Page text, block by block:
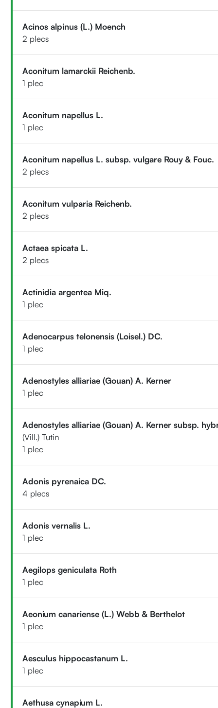
Acinos alpinus (L.) Moench
2 plecs
Aconitum lamarckii Reichenb.
1 plec
Aconitum napellus L.
1 plec
Aconitum napellus L. subsp. vulgare Rouy & Fouc.
2 plecs
Aconitum vulparia Reichenb.
2 plecs
Actaea spicata L.
2 plecs
Actinidia argentea Miq.
1 plec
Adenocarpus telonensis (Loisel.) DC.
1 plec
Adenostyles alliariae (Gouan) A. Kerner
1 plec
Adenostyles alliariae (Gouan) A. Kerner subsp.
(Vill.) Tutin
1 plec
Adonis pyrenaica DC.
4 plecs
Adonis vernalis L.
1 plec
Aegilops geniculata Roth
1 plec
Aeonium canariense (L.) Webb & Berthelot
1 plec
Aesculus hippocastanum L.
1 plec
Aethusa cynapium L.